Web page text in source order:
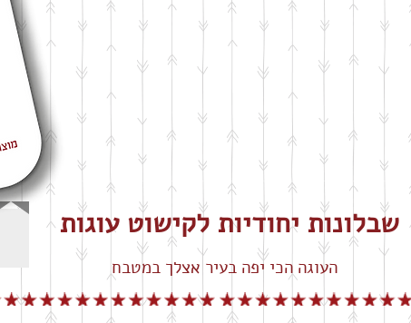
העוגה הכי יפה בעיר אצלך במטבח
שבלונות יחודיות לקישוט עוגות